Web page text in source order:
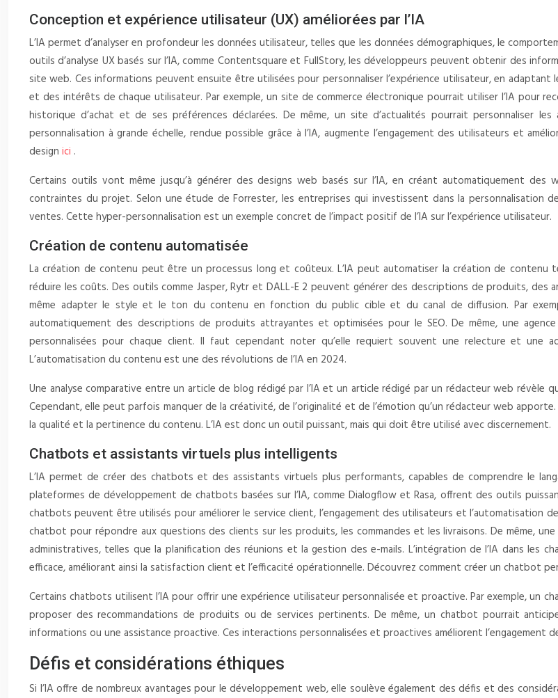
Conception et expérience utilisateur (UX) améliorées par l’IA
L’IA permet d’analyser en profondeur les données utilisateur, telles que les données démographiques, le
outils d’analyse UX basés sur l’IA, comme Contentsquare et FullStory, les développeurs peuvent obtenir des
site web. Ces informations peuvent ensuite être utilisées pour personnaliser l’expérience utilisateur, en
et des intérêts de chaque utilisateur. Par exemple, un site de commerce électronique pourrait utiliser l’IA pour
historique d’achat et de ses préférences déclarées. De même, un site d’actualités pourrait personnaliser
personnalisation à grande échelle, rendue possible grâce à l’IA, augmente l’engagement des utilisateurs et
design ici .
Certains outils vont même jusqu’à générer des designs web basés sur l’IA, en créant automatiquement
contraintes du projet. Selon une étude de Forrester, les entreprises qui investissent dans la personnalisation
ventes. Cette hyper-personnalisation est un exemple concret de l’impact positif de l’IA sur l’expérience utilisateur.
Création de contenu automatisée
La création de contenu peut être un processus long et coûteux. L’IA peut automatiser la création de
réduire les coûts. Des outils comme Jasper, Rytr et DALL-E 2 peuvent générer des descriptions de produits, des
même adapter le style et le ton du contenu en fonction du public cible et du canal de diffusion. Par
automatiquement des descriptions de produits attrayantes et optimisées pour le SEO. De même, une
personnalisées pour chaque client. Il faut cependant noter qu’elle requiert souvent une relecture et une
L’automatisation du contenu est une des révolutions de l’IA en 2024.
Une analyse comparative entre un article de blog rédigé par l’IA et un article rédigé par un rédacteur web révèle
Cependant, elle peut parfois manquer de la créativité, de l’originalité et de l’émotion qu’un rédacteur web
la qualité et la pertinence du contenu. L’IA est donc un outil puissant, mais qui doit être utilisé avec discernement.
Chatbots et assistants virtuels plus intelligents
L’IA permet de créer des chatbots et des assistants virtuels plus performants, capables de comprendre le
plateformes de développement de chatbots basées sur l’IA, comme Dialogflow et Rasa, offrent des outils
chatbots peuvent être utilisés pour améliorer le service client, l’engagement des utilisateurs et l’automatisation
chatbot pour répondre aux questions des clients sur les produits, les commandes et les livraisons. De même,
administratives, telles que la planification des réunions et la gestion des e-mails. L’intégration de l’IA dans les
efficace, améliorant ainsi la satisfaction client et l’efficacité opérationnelle. Découvrez comment créer un chatbot
Certains chatbots utilisent l’IA pour offrir une expérience utilisateur personnalisée et proactive. Par exemple, un
proposer des recommandations de produits ou de services pertinents. De même, un chatbot pourrait
informations ou une assistance proactive. Ces interactions personnalisées et proactives améliorent
Défis et considérations éthiques
Si l’IA offre de nombreux avantages pour le développement web, elle soulève également des défis et des